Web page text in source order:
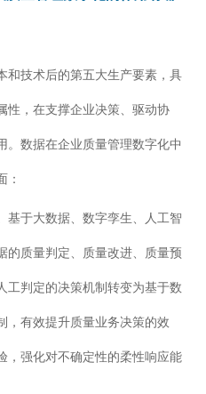
和技术后的第五大生产要素，具
性，在支撑企业决策、驱动协
。数据在企业质量管理数字化中
：
基于大数据、数字孪生、人工智
的质量判定、质量改进、质量预
工判定的决策机制转变为基于数
，有效提升质量业务决策的效
，强化对不确定性的柔性响应能